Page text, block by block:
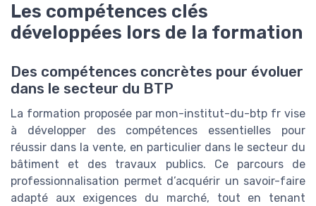
Les compétences clés
développées lors de la formation
Des compétences concrètes pour évoluer
dans le secteur du BTP
La formation proposée par mon-institut-du-btp fr vise
à développer des compétences essentielles pour
réussir dans la vente, en particulier dans le secteur du
bâtiment et des travaux publics. Ce parcours de
professionnalisation permet d’acquérir un savoir-faire
adapté aux exigences du marché, tout en tenant